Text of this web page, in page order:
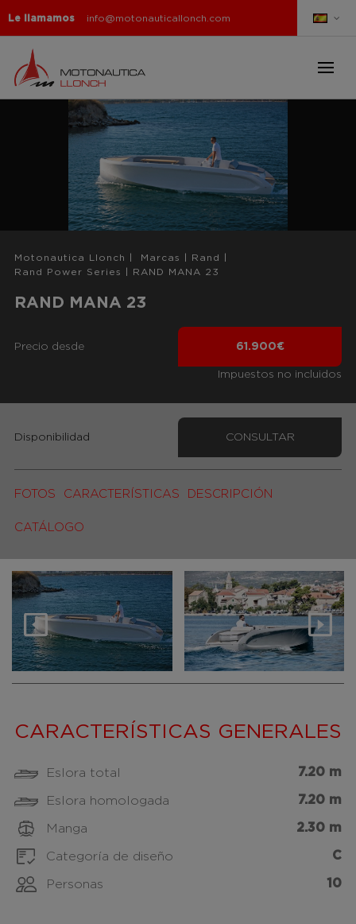
Le llamamos info@motonauticallonch.com
Motonautica Llonch Marcas Rand
Rand Power Series
RAND MANA 23
RAND MANA 23
Precio desde 61.900€
Impuestos no incluidos
FOTOS CARACTERÍSTICAS DESCRIPCIÓN
CATÁLOGO
Disponibilidad CONSULTAR
CARACTERÍSTICAS GENERALES
Eslora total 7.20 m
Eslora homologada 7.20 m
Manga 2.30 m
Categoría de diseño C
Personas 10